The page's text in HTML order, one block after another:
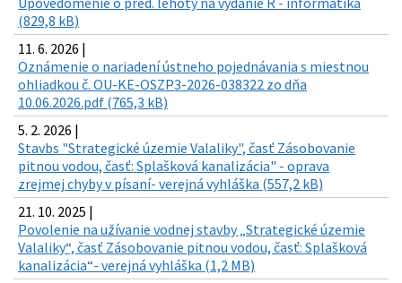
(829,8 kB)
11. 6. 2026 |
Oznámenie o nariadení ústneho pojednávania s miestnou
ohliadkou č. OU-KE-OSZP3-2026-038322 zo dňa
10.06.2026.pdf (765,3 kB)
5. 2. 2026 |
Stavbs "Strategické územie Valaliky", časť Zásobovanie
pitnou vodou, časť: Splašková kanalizácia" - oprava
zrejmej chyby v písaní- verejná vyhláška (557,2 kB)
21. 10. 2025 |
Povolenie na užívanie vodnej stavby „Strategické územie
Valaliky“, časť Zásobovanie pitnou vodou, časť: Splašková
kanalizácia“- verejná vyhláška (1,2 MB)